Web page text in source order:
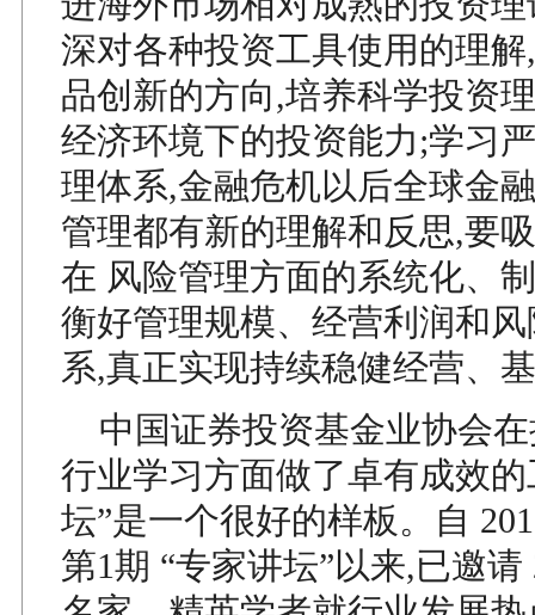
深对各种投资工具使用的理
品创新的方向,培养科学投资
经济环境下的投资能力;学习
理体系,金融危机以后全球金
管理都有新的理解和反思,要
在 风险管理方面的系统化、
衡好管理规模、经营利润和
系,真正实现持续稳健经营、
中国证券投资基金业协会
行业学习方面做了卓有成效
坛”是一个很好的样板。自
第1期 “专家讲坛”以来,已邀